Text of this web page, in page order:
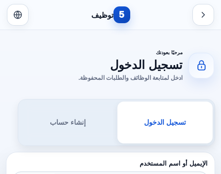
5 توظيف
مرحبًا بعودتك
تسجيل الدخول
ادخل لمتابعة الوظائف والطلبات المحفوظة.
تسجيل الدخول إنشاء حساب
الإيميل أو اسم المستخدم